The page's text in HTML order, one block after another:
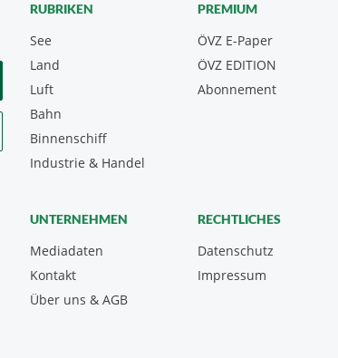
RUBRIKEN
See
Land
Luft
Bahn
Binnenschiff
Industrie & Handel
PREMIUM
ÖVZ E-Paper
Abonnement
ÖVZ EDITION
UNTERNEHMEN
Mediadaten
Kontakt
Über uns & AGB
RECHTLICHES
Datenschutz
Impressum